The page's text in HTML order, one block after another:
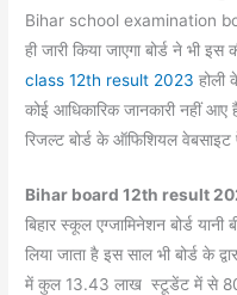
Bihar school examination
ही जारी किया जाएगा बोर्ड ने भी
class 12th result 2023 होली
कोई आधिकारिक जानकारी नहीं आए
रिजल्ट बोर्ड के ऑफिशियल
Bihar board 12th result
बिहार स्कूल एग्जामिनेशन बोर्ड यानी
लिया जाता है इस साल भी बोर्ड के
में कुल 13.43 लाख स्टूडेंट में से